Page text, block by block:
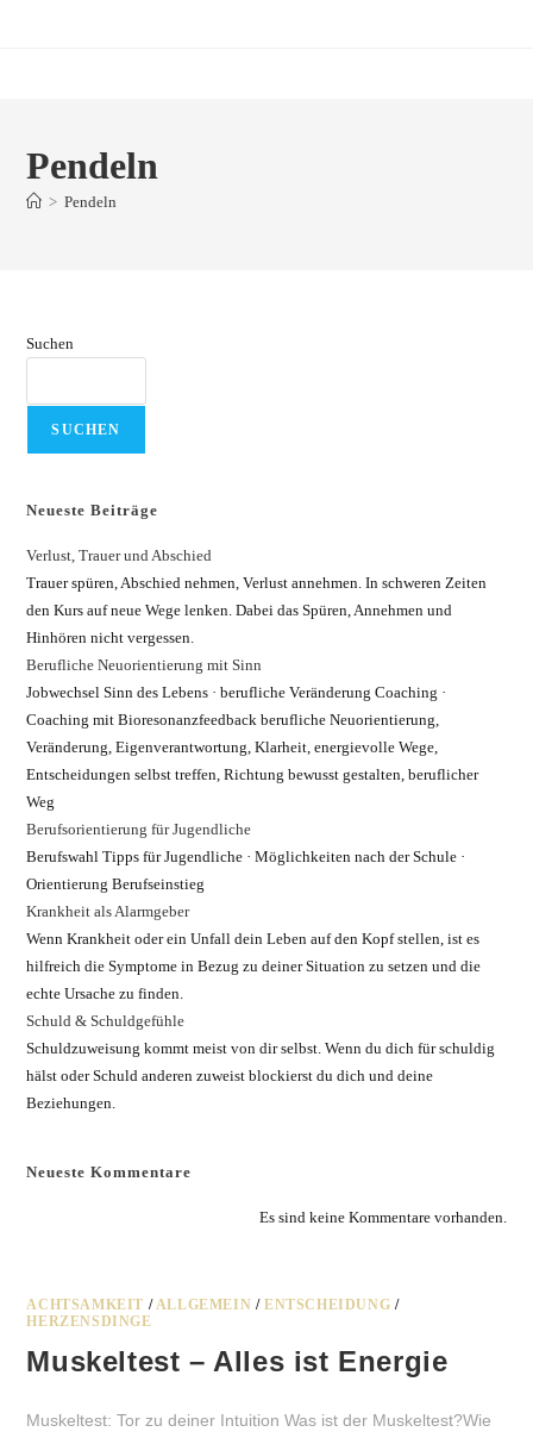
Pendeln
> Pendeln
Suchen
SUCHEN
Neueste Beiträge
Verlust, Trauer und Abschied
Trauer spüren, Abschied nehmen, Verlust annehmen. In schweren Zeiten
den Kurs auf neue Wege lenken. Dabei das Spüren, Annehmen und
Hinhören nicht vergessen.
Berufliche Neuorientierung mit Sinn
Jobwechsel Sinn des Lebens · berufliche Veränderung Coaching ·
Coaching mit Bioresonanzfeedback berufliche Neuorientierung,
Veränderung, Eigenverantwortung, Klarheit, energievolle Wege,
Entscheidungen selbst treffen, Richtung bewusst gestalten, beruflicher
Weg
Berufsorientierung für Jugendliche
Berufswahl Tipps für Jugendliche · Möglichkeiten nach der Schule ·
Orientierung Berufseinstieg
Krankheit als Alarmgeber
Wenn Krankheit oder ein Unfall dein Leben auf den Kopf stellen, ist es
hilfreich die Symptome in Bezug zu deiner Situation zu setzen und die
echte Ursache zu finden.
Schuld & Schuldgefühle
Schuldzuweisung kommt meist von dir selbst. Wenn du dich für schuldig
hälst oder Schuld anderen zuweist blockierst du dich und deine
Beziehungen.
Neueste Kommentare
Es sind keine Kommentare vorhanden.
ACHTSAMKEIT /ALLGEMEIN /ENTSCHEIDUNG /
HERZENSDINGE
Muskeltest – Alles ist Energie
Muskeltest: Tor zu deiner Intuition Was ist der Muskeltest?Wie